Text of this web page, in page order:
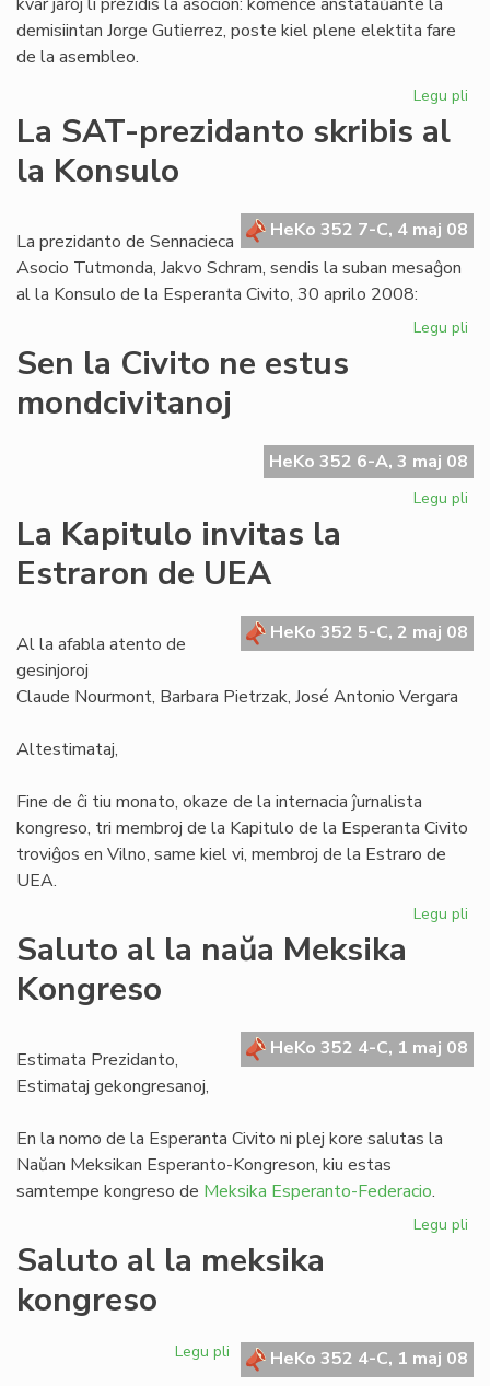
demisiintan Jorge Gutierrez, poste kiel plene elektita fare
de la asembleo.
Legu pli
La SAT-prezidanto skribis al
la Konsulo
HeKo 352 7-C, 4 maj 08
La prezidanto de Sennacieca
Asocio Tutmonda, Jakvo Schram, sendis la suban mesaĝon
al la Konsulo de la Esperanta Civito, 30 aprilo 2008:
Legu pli
al
Sen la Civito ne estus
mondcivitanoj
HeKo 352 6-A, 3 maj 08
Legu pli
La Kapitulo invitas la
Estraron de UEA
HeKo 352 5-C, 2 maj 08
Al la afabla atento de
gesinjoroj
Claude Nourmont, Barbara Pietrzak, José Antonio Vergara
Altestimataj,
Fine de ĉi tiu monato, okaze de la internacia ĵurnalista
kongreso, tri membroj de la Kapitulo de la Esperanta Civito
troviĝos en Vilno, same kiel vi, membroj de la Estraro de
UEA.
Legu pli
Saluto al la naŭa Meksika
Kongreso
HeKo 352 4-C, 1 maj 08
Estimata Prezidanto,
Estimataj gekongresanoj,
En la nomo de la Esperanta Civito ni plej kore salutas la
Naŭan Meksikan Esperanto-Kongreson, kiu estas
samtempe kongreso de Meksika Esperanto-Federacio.
Legu pli
Saluto al la meksika
kongreso
HeKo 352 4-C, 1 maj 08
Legu pli
Saluto